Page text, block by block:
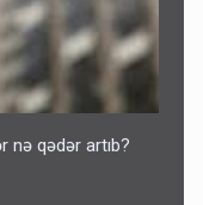
bahalaşır -
nə qədər artıb?